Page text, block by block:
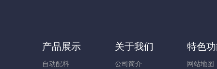
产品展示
自动配料
关于我们
公司简介
特色
网站地图